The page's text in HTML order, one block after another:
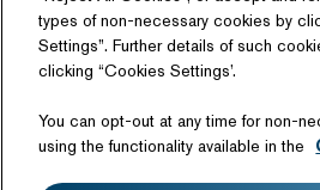
関連サイト
日産自動車硬式野
サイトマップ このサ
types of non-necessary cookies by
Settings”. Further details of such
clicking “Cookies Settings’.
You can opt-out at any time for non-
using the functionality available in the